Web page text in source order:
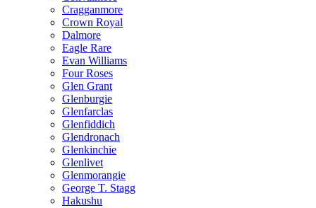
Cragganmore
Crown Royal
Dalmore
Eagle Rare
Evan Williams
Four Roses
Glen Grant
Glenburgie
Glenfarclas
Glenfiddich
Glendronach
Glenkinchie
Glenlivet
Glenmorangie
George T. Stagg
Hakushu